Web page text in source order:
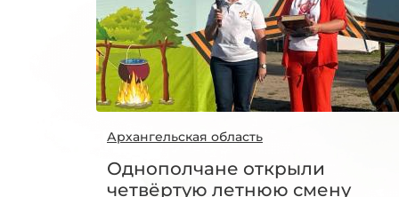
Архангельская область
Однополчане открыли
четвёртую летнюю смену